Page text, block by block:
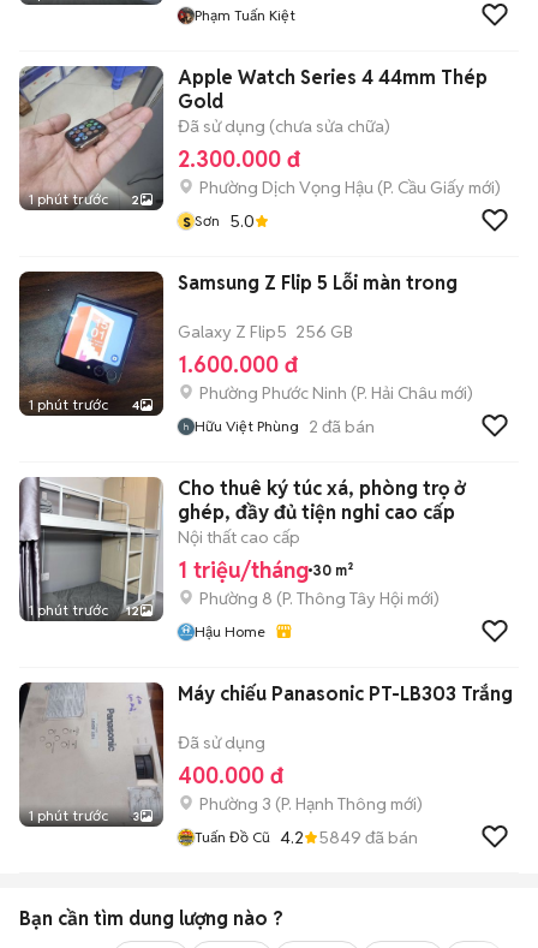
Phạm Tuấn Kiệt
1 phút trước 2
Apple Watch Series 4 44mm Thép
Gold
Đã sử dụng (chưa sửa chữa)
2.300.000 đ
Phường Dịch Vọng Hậu (P. Cầu Giấy mới)
s Sơn 5.0
1 phút trước 4
Samsung Z Flip 5 Lỗi màn trong
Galaxy Z Flip5 256 GB
1.600.000 đ
Phường Phước Ninh (P. Hải Châu mới)
Hữu Việt Phùng 2 đã bán
1 phút trước 12
Cho thuê ký túc xá, phòng trọ ở
ghép, đầy đủ tiện nghi cao cấp
Nội thất cao cấp
1 triệu/tháng 30 m²
Phường 8 (P. Thông Tây Hội mới)
Hậu Home
1 phút trước 3
Máy chiếu Panasonic PT-LB303 Trắng
Đã sử dụng
400.000 đ
Phường 3 (P. Hạnh Thông mới)
Tuấn Đồ Cũ 4.2 5849 đã bán
Bạn cần tìm dung lượng nào ?